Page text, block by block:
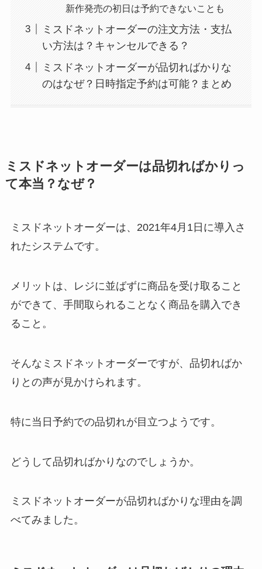
新作発売の初日は予約できないことも
ミスドネットオーダーの注文方法・支払
い方法は？キャンセルできる？
ミスドネットオーダーが品切ればかりな
のはなぜ？日時指定予約は可能？まとめ
ミスドネットオーダーは品切ればかりっ
て本当？なぜ？
ミスドネットオーダーは、2021年4月1日に導入さ
れたシステムです。
メリットは、レジに並ばずに商品を受け取ること
ができて、手間取られることなく商品を購入でき
ること。
そんなミスドネットオーダーですが、品切ればか
りとの声が見かけられます。
特に当日予約での品切れが目立つようです。
どうして品切ればかりなのでしょうか。
ミスドネットオーダーが品切ればかりな理由を調
べてみました。